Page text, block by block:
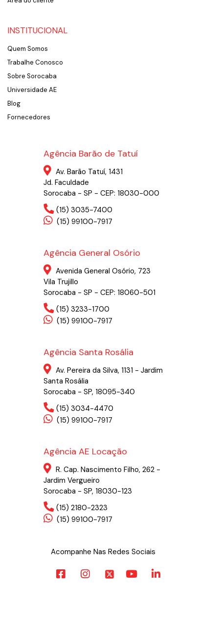
INSTITUCIONAL
Quem Somos
Trabalhe Conosco
Sobre Sorocaba
Universidade AE
Blog
Fornecedores
Agência Barão de Tatuí
Av. Barão Tatuí, 1431
Jd. Faculdade
Sorocaba - SP - CEP: 18030-000
(15) 3035-7400
(15) 99100-7917
Agência General Osório
Avenida General Osório, 723
Vila Trujillo
Sorocaba - SP - CEP: 18060-501
(15) 3233-1700
(15) 99100-7917
Agência Santa Rosália
Av. Pereira da Silva, 1131 - Jardim
Santa Rosália
Sorocaba - SP, 18095-340
(15) 3034-4470
(15) 99100-7917
Agência AE Locação
R. Cap. Nascimento Filho, 262 -
Jardim Vergueiro
Sorocaba - SP, 18030-123
(15) 2180-2323
(15) 99100-7917
Acompanhe Nas Redes Sociais